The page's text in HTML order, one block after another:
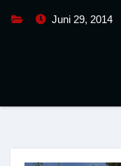
Juni 29, 2014